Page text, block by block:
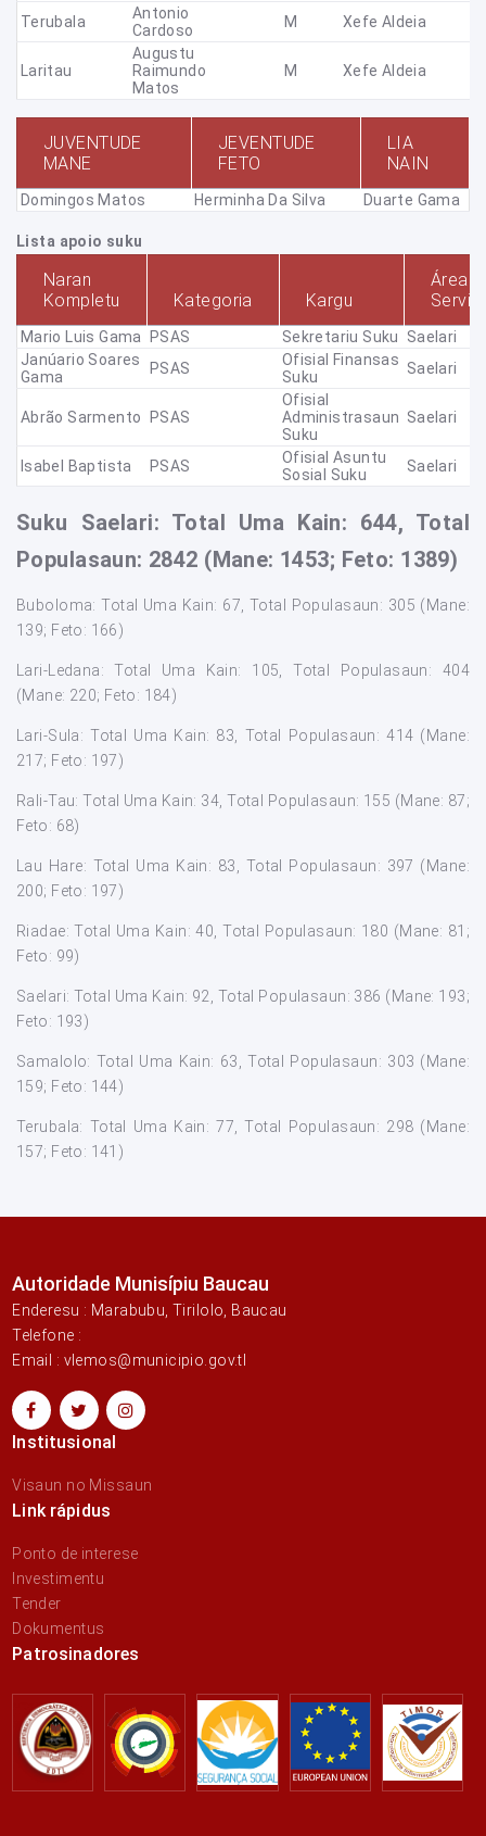
Terubala
Antonio
Cardoso
M Xefe Aldeia
Laritau
Augustu
Raimundo
Matos
M Xefe Aldeia
JUVENTUDE
MANE
JEVENTUDE
FETO
LIA
NAIN
Domingos Matos Herminha Da Silva Duarte Gama
Lista apoio suku
Naran
Kompletu
Kategoria Kargu
Área
Mario Luis Gama PSAS Sekretariu Suku
Saelari
Janúario Soares
Gama
PSAS
Ofisial Finansas
Suku
Saelari
Abrão Sarmento PSAS
Ofisial
Administrasaun
Suku
Saelari
Isabel Baptista PSAS
Ofisial Asuntu
Sosial Suku
Saelari
Suku Saelari: Total Uma Kain: 644, Total
Populasaun: 2842 (Mane: 1453; Feto: 1389)
Buboloma: Total Uma Kain: 67, Total Populasaun: 305 (Mane:
139; Feto: 166)
Lari-Ledana: Total Uma Kain: 105, Total Populasaun: 404
(Mane: 220; Feto: 184)
Lari-Sula: Total Uma Kain: 83, Total Populasaun: 414 (Mane:
217; Feto: 197)
Rali-Tau: Total Uma Kain: 34, Total Populasaun: 155 (Mane: 87;
Feto: 68)
Lau Hare: Total Uma Kain: 83, Total Populasaun: 397 (Mane:
200; Feto: 197)
Riadae: Total Uma Kain: 40, Total Populasaun: 180 (Mane: 81;
Feto: 99)
Saelari: Total Uma Kain: 92, Total Populasaun: 386 (Mane: 193;
Feto: 193)
Samalolo: Total Uma Kain: 63, Total Populasaun: 303 (Mane:
159; Feto: 144)
Terubala: Total Uma Kain: 77, Total Populasaun: 298 (Mane:
157; Feto: 141)
Autoridade Munisípiu Baucau
Enderesu : Marabubu, Tirilolo, Baucau
Telefone :
Email : vlemos@municipio.gov.tl
Institusional
Visaun no Missaun
Link rápidus
Ponto de interese
Investimentu
Tender
Dokumentus
Patrosinadores